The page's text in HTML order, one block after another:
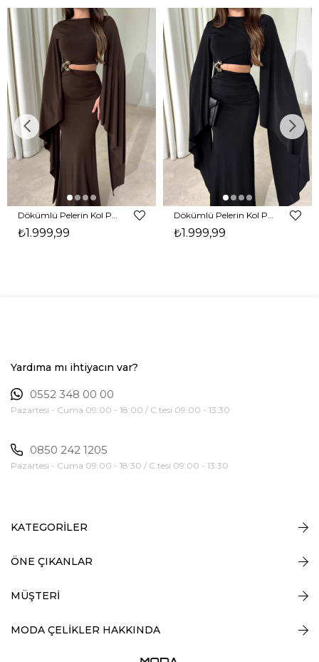
Dökümlü Pelerin Kol Pencere Detaylı Maxi Kahverengi Arlev Kadın Elbise 26Y511
₺1.999,99
Dökümlü Pelerin Kol Pencere Detaylı Maxi Siyah Arlev Kadın Elbise 26Y511
₺1.999,99
Yardıma mı ihtiyacın var?
0552 348 00 00
Pazartesi - Cuma 09:00 - 18:00 / C.tesi 09:00 - 13:30
0850 242 1205
Pazartesi - Cuma 09:00 - 18:30 / C.tesi 09:00 - 13:30
KATEGORİLER
ÖNE ÇIKANLAR
MÜŞTERİ
MODA ÇELİKLER HAKKINDA